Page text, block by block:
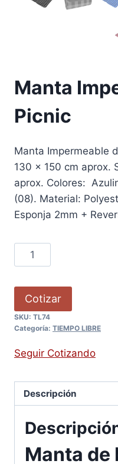
Manta
Picnic
Manta Impermeable
130 x 150 cm aprox.
aprox. Colores:
(08). Material:
Esponja 2mm +
Cotizar
SKU: TL74
Categoría: TIEMPO LIBRE
Seguir Cotizando
Descripción
Manta de